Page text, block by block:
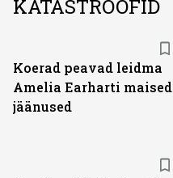
KATASTROOFID
Koerad peavad leidma
Amelia Earharti maised
jäänused